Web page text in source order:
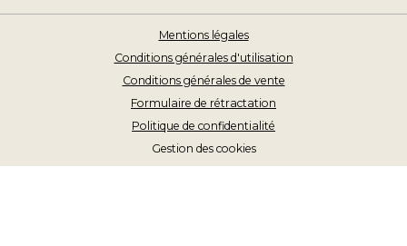
Mentions légales
Conditions générales d'utilisation
Conditions générales de vente
Formulaire de rétractation
Politique de confidentialité
Gestion des cookies